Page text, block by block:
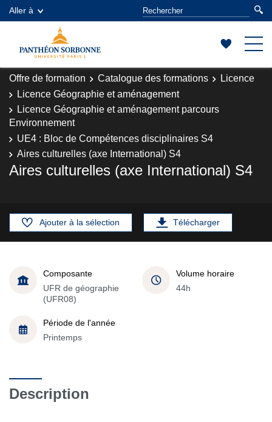
Aller à
Offre de formation Catalogue des formations
Licence
Licence Géographie et aménagement
Licence Géographie et aménagement parcours
Environnement
UE4 : Bloc de Compétences disciplinaires S4
Aires culturelles (axe International) S4
Aires culturelles (axe International) S4
Ajouter à la sélection Télécharger
Composante
UFR de géographie
(UFR08)
Volume horaire
44h
Période de l'année
Printemps
Description